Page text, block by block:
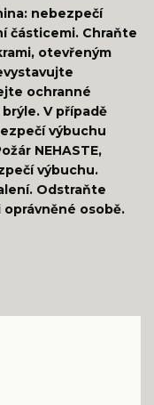
nebezpečí
částicemi. Chraňte
otevřeným
ochranné
V případě
výbuchu
NEHASTE,
výbuchu.
Odstraňte
osobě.